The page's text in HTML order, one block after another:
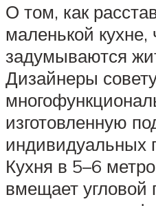
О том, как
маленькой кухне,
задумываются
Дизайнеры
изготовленную
индивидуальных
Кухня в 5–6
вмещает угловой